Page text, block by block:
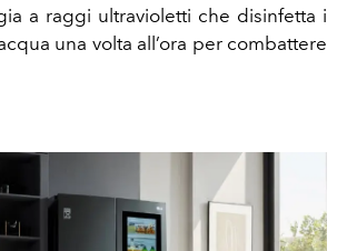
a raggi ultravioletti che disinfetta i
una volta all’ora per combattere